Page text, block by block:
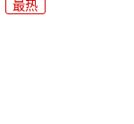
最热